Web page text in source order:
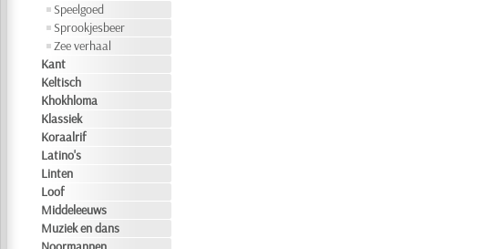
Speelgoed
Sprookjesbeer
Zee verhaal
Kant
Keltisch
Khokhloma
Klassiek
Koraalrif
Latino's
Linten
Loof
Middeleeuws
Muziek en dans